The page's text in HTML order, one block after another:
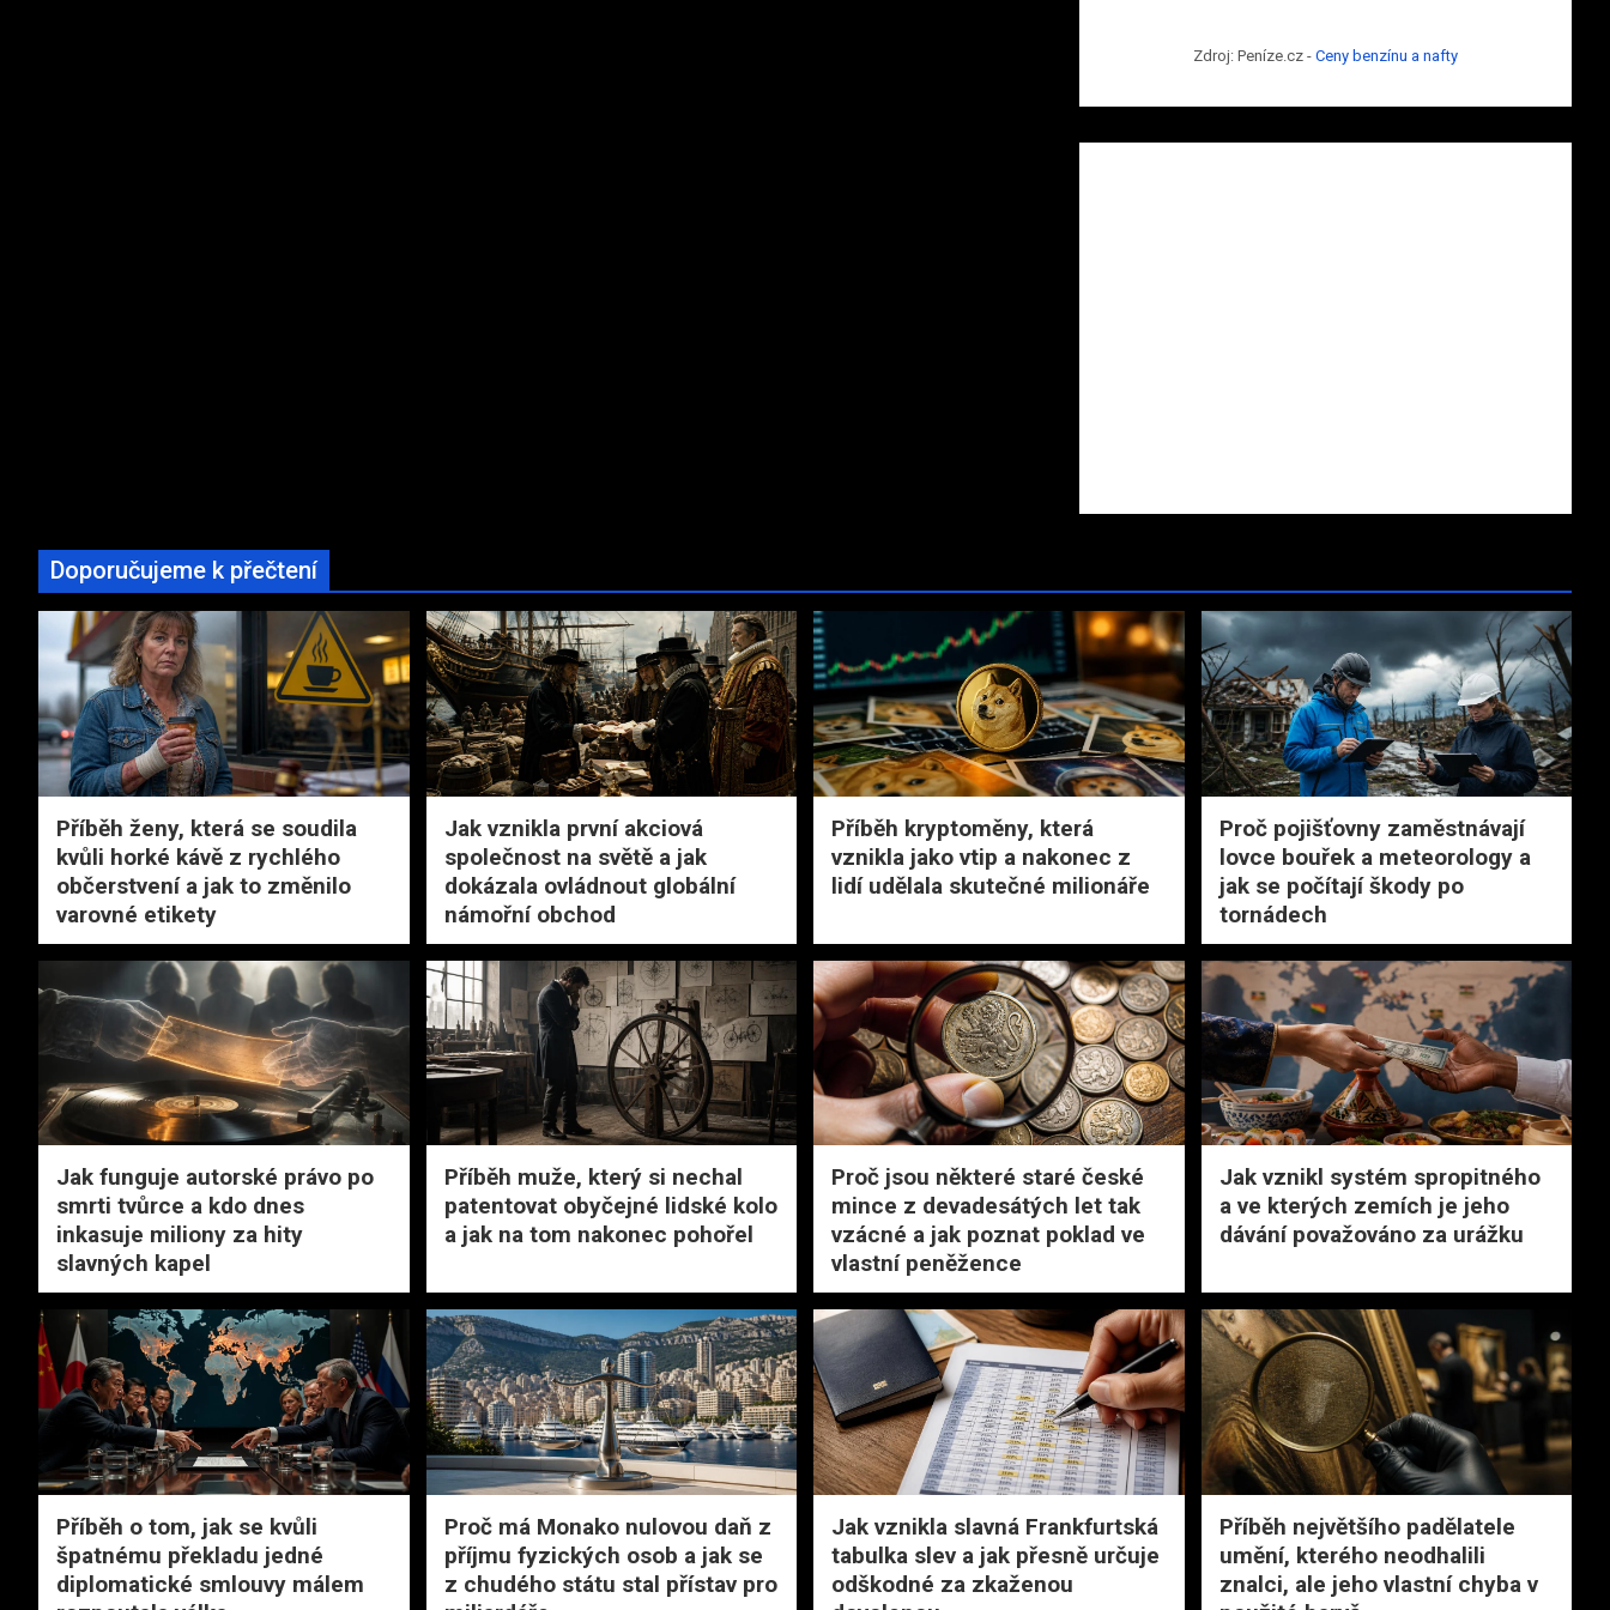
Zdroj: Peníze.cz -Ceny benzínu a nafty
Doporučujeme k přečtení
Příběh ženy, která se soudila
kvůli horké kávě z rychlého
občerstvení a jak to změnilo
varovné etikety
Jak vznikla první akciová
společnost na světě a jak
dokázala ovládnout globální
námořní obchod
Příběh kryptoměny, která
vznikla jako vtip a nakonec z
lidí udělala skutečné milionáře
Proč pojišťovny zaměstnávají
lovce bouřek a meteorology a
jak se počítají škody po
tornádech
Jak funguje autorské právo po
smrti tvůrce a kdo dnes
inkasuje miliony za hity
slavných kapel
Příběh muže, který si nechal
patentovat obyčejné lidské kolo
a jak na tom nakonec pohořel
Proč jsou některé staré české
mince z devadesátých let tak
vzácné a jak poznat poklad ve
vlastní peněžence
Jak vznikl systém spropitného
a ve kterých zemích je jeho
dávání považováno za urážku
Příběh o tom, jak se kvůli
špatnému překladu jedné
diplomatické smlouvy málem
Proč má Monako nulovou daň z
příjmu fyzických osob a jak se
z chudého státu stal přístav pro
Jak vznikla slavná Frankfurtská
tabulka slev a jak přesně určuje
odškodné za zkaženou
Příběh největšího padělatele
umění, kterého neodhalili
znalci, ale jeho vlastní chyba v